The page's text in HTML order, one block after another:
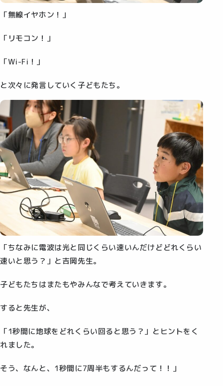
「無線イヤホン！」
「リモコン！」
「Wi-Fi！」
と次々に発言していく子どもたち。
「ちなみに電波は光と同じくらい速いんだけどどれくらい
速いと思う？」と吉岡先生。
子どもたちはまたもやみんなで考えていきます。
すると先生が、
「1秒間に地球をどれくらい回ると思う？」とヒントをく
れました。
そう、なんと、1秒間に7周半もするんだって！！」